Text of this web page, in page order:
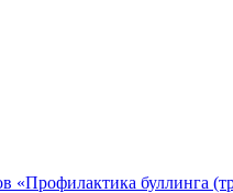
«Профилактика буллинга